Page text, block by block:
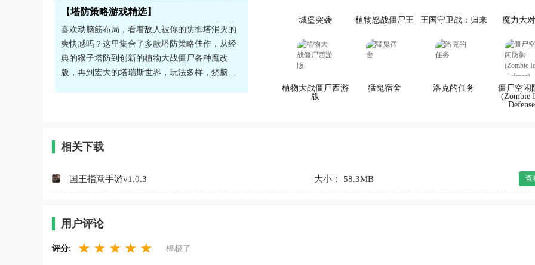
【塔防策略游戏精选】
喜欢动脑筋布局，看着敌人被你的防御塔消灭的
爽快感吗？这里集合了多款塔防策略佳作，从经
典的猴子塔防到创新的植物大战僵尸各种魔改
版，再到宏大的塔瑞斯世界，玩法多样，烧脑又
城堡突袭 植物怒战僵尸王 王国守卫战：归来 魔力大
植物大战僵尸西游
版
猛鬼宿舍 洛克的任务
僵尸空闲
(Zombie
相关下载
国王指意手游v1.0.3 大小： 58.3MB 查
用户评论
评分: ★ ★ ★ ★ ★ 棒极了